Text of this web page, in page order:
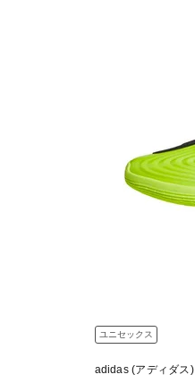
ユニセックス
adidas (アディダス)